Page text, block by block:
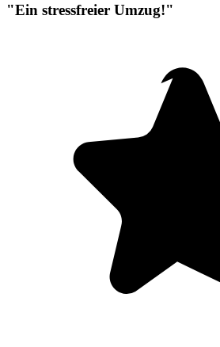
"Ein stressfreier Umzug!"